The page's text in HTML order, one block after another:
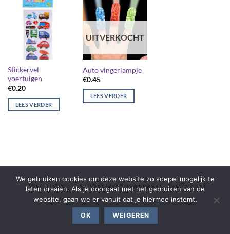
Stickervel
voertuigen
€0.20
LEES VERDER
UITVERKOCHT
Auto vingerlampje
€0.45
LEES VERDER
We gebruiken cookies om deze website zo soepel mogelijk te
laten draaien. Als je doorgaat met het gebruiken van de
website, gaan we er vanuit dat je hiermee instemt.
OK WEIGEREN